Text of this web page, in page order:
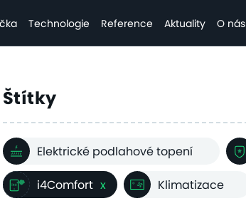
Technologie Reference Aktuality O nás
Štítky
Elektrické podlahové topení
i4Comfort x Klimatizace